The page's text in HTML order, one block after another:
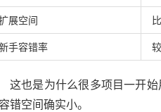
展空间
手容错率
这也是为什么很多项目一开
错空间确实小。